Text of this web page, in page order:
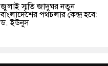
জুলাই স্মৃতি জাদুঘর নতুন
বাংলাদেশের পথচলার কেন্দ্র হবে:
ড. ইউনূস